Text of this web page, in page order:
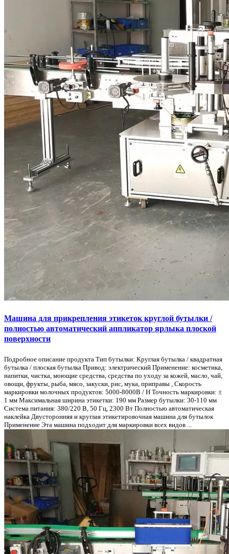
Машина для прикрепления этикеток круглой бутылки /
полностью автоматический аппликатор ярлыка плоской
поверхности
Подробное описание продукта Тип бутылки: Круглая бутылка / квадратная
бутылка / плоская бутылка Привод: электрический Применение: косметика,
напитки, чистка, моющие средства, средства по уходу за кожей, масло, чай,
овощи, фрукты, рыба, мясо, закуски, рис, мука, приправы , Скорость
маркировки молочных продуктов: 5000-8000B / H Точность маркировки: ±
1 мм Максимальная ширина этикетки: 190 мм Размер бутылки: 30-110 мм
Система питания: 380/220 В, 50 Гц, 2300 Вт Полностью автоматическая
наклейка Двусторонняя и круглая этикетировочная машина для бутылок
Применение Эта машина подходит для маркировки всех видов ...